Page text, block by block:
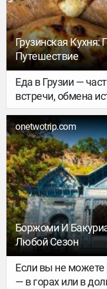
Грузинская Кухня:
Путешествие
Еда в Грузии —
встречи, обмена
тоста. С первых
здесь каждый
ужин — маленькая
onetwotrip.com
Боржоми И
Любой Сезон
Если вы не можете
— в горах или в